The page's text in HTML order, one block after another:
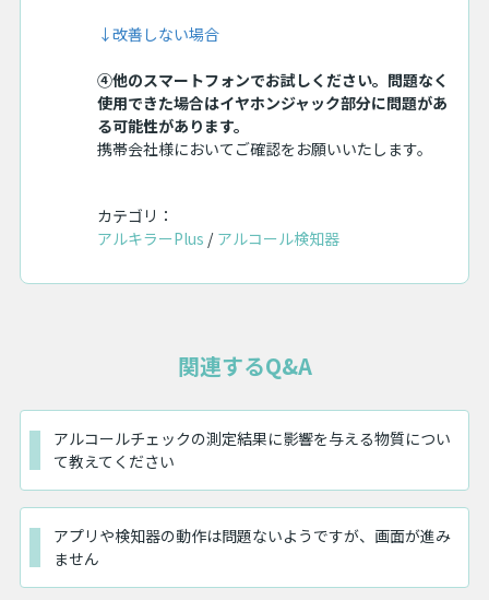
↓改善しない場合
④他のスマートフォンでお試しください。問題なく
使用できた場合はイヤホンジャック部分に問題があ
る可能性があります。
携帯会社様においてご確認をお願いいたします。
カテゴリ：
アルキラーPlus
アルコール検知器
関連するQ&A
アルコールチェックの測定結果に影響を与える物質につい
て教えてください
アプリや検知器の動作は問題ないようですが、画面が進み
ません